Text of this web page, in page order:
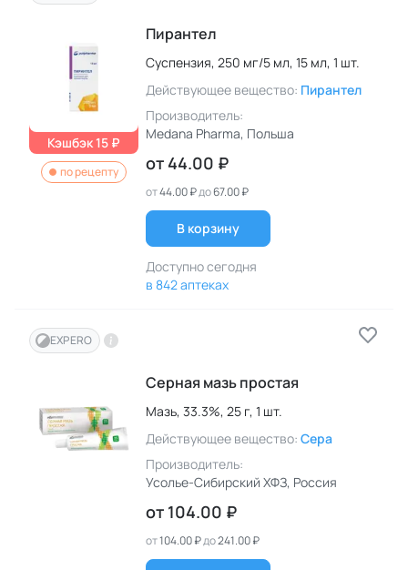
Кэшбэк 15 ₽
по рецепту
Пирантел
Суспензия, 250 мг/5 мл, 15 мл, 1 шт.
Действующее вещество: Пирантел
Производитель:
Medana Pharma, Польша
от 44.00 ₽
от44.00 ₽до67.00 ₽
В корзину
Доступно сегодня
в 842 аптеках
EXPERO
Серная мазь простая
Мазь, 33.3%, 25 г, 1 шт.
Действующее вещество: Сера
Производитель:
Усолье-Сибирский ХФЗ, Россия
от 104.00 ₽
от104.00 ₽до241.00 ₽